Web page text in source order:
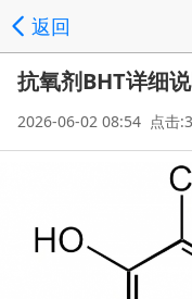
返回
抗氧剂BHT详细
2026-06-02 08:54 点击